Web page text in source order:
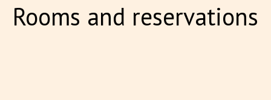
Rooms and reservations